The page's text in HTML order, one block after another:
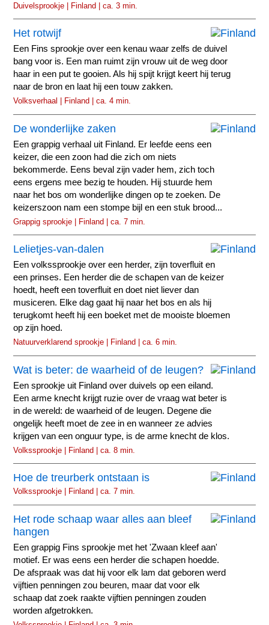
Duivelsprookje | Finland | ca. 3 min.
Het rotwijf
Een Fins sprookje over een kenau waar zelfs de duivel
bang voor is. Een man ruimt zijn vrouw uit de weg door
haar in een put te gooien. Als hij spijt krijgt keert hij terug
naar de bron en laat hij een touw zakken.
Volksverhaal | Finland | ca. 4 min.
De wonderlijke zaken
Een grappig verhaal uit Finland. Er leefde eens een
keizer, die een zoon had die zich om niets
bekommerde. Eens beval zijn vader hem, zich toch
eens ergens mee bezig te houden. Hij stuurde hem
naar het bos om wonderlijke dingen op te zoeken. De
keizerszoon nam een stompe bijl en een stuk brood...
Grappig sprookje | Finland | ca. 7 min.
Lelietjes-van-dalen
Een volkssprookje over een herder, zijn toverfluit en
een prinses. Een herder die de schapen van de keizer
hoedt, heeft een toverfluit en doet niet liever dan
musiceren. Elke dag gaat hij naar het bos en als hij
terugkomt heeft hij een boeket met de mooiste bloemen
op zijn hoed.
Natuurverklarend sprookje | Finland | ca. 6 min.
Wat is beter: de waarheid of de leugen?
Een sprookje uit Finland over duivels op een eiland.
Een arme knecht krijgt ruzie over de vraag wat beter is
in de wereld: de waarheid of de leugen. Degene die
ongelijk heeft moet de zee in en wanneer ze advies
krijgen van een onguur type, is de arme knecht de klos.
Volkssprookje | Finland | ca. 8 min.
Hoe de treurberk ontstaan is
Volkssprookje | Finland | ca. 7 min.
Het rode schaap waar alles aan bleef
hangen
Een grappig Fins sprookje met het 'Zwaan kleef aan'
motief. Er was eens een herder die schapen hoedde.
De afspraak was dat hij voor elk lam dat geboren werd
vijftien penningen zou beuren, maar dat voor elk
schaap dat zoek raakte vijftien penningen zouden
worden afgetrokken.